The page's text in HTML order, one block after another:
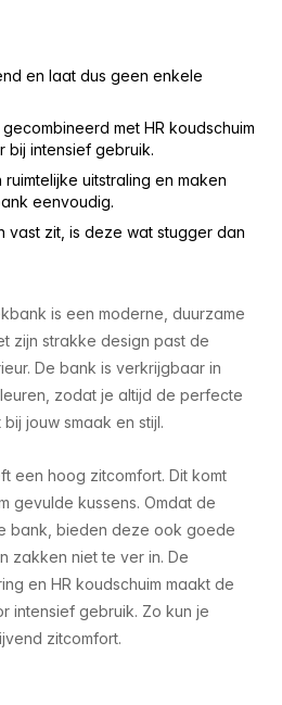
en laat dus geen enkele
met HR koudschuim
bij intensief gebruik.
uitstraling en maken
eenvoudig.
vast zit, is deze wat stugger dan
is een moderne, duurzame
zijn strakke design past de
De bank is verkrijgbaar in
zodat je altijd de perfecte
jouw smaak en stijl.
een hoog zitcomfort. Dit komt
gevulde kussens. Omdat de
bank, bieden deze ook goede
zakken niet te ver in. De
en HR koudschuim maakt de
intensief gebruik. Zo kun je
zitcomfort.